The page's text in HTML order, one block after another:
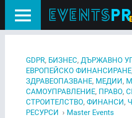
GDPR, БИЗНЕС, ДЪРЖАВНО
ЕВРОПЕЙСКО ФИНАНСИРАНЕ
ЗДРАВЕОПАЗВАНЕ, МЕДИИ,
САМОУПРАВЛЕНИЕ, ПРАВО,
СТРОИТЕЛСТВО, ФИНАНСИ,
РЕСУРСИ › Master Events